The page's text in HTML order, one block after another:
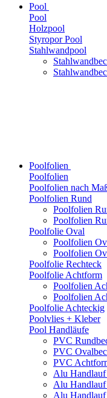
Pool
Pool
Holzpool
Styropor Pool
Stahlwandpool
Poolfolien
Poolfolien
Poolfolien nach
Poolfolien Rund
Poolfolien
Poolfolien
Poolfolie Oval
Poolfolien
Poolfolien
Poolfolie Rechteck
Poolfolie Achtform
Poolfolien
Poolfolien
Poolfolie Achteckig
Poolvlies + Kleber
Pool Handläufe
PVC
PVC
PVC
Alu
Alu
Alu